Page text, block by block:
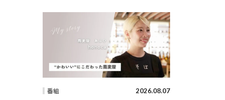
番組 2026.08.07